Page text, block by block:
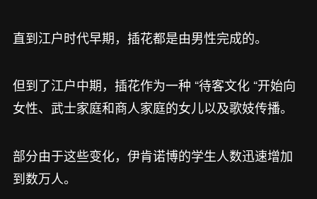
直到江户时代早期，插花都是由男性完成的。
但到了江户中期，插花作为一种 “待客文化 “开始向
女性、武士家庭和商人家庭的女儿以及歌妓传播。
部分由于这些变化，伊肯诺博的学生人数迅速增加
到数万人。